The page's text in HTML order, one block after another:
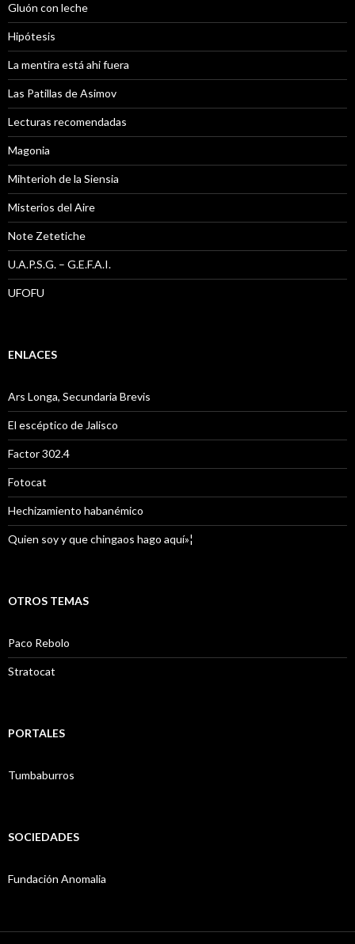
Gluón con leche
Hipótesis
La mentira está ahi fuera
Las Patillas de Asimov
Lecturas recomendadas
Magonia
Mihterioh de la Siensia
Misterios del Aire
Note Zetetiche
U.A.P.S.G. – G.E.F.A.I.
UFOFU
ENLACES
Ars Longa, Secundaria Brevis
El escéptico de Jalisco
Factor 302.4
Fotocat
Hechizamiento habanémico
Quien soy y que chingaos hago aquí»¦
OTROS TEMAS
Paco Rebolo
Stratocat
PORTALES
Tumbaburros
SOCIEDADES
Fundación Anomalia